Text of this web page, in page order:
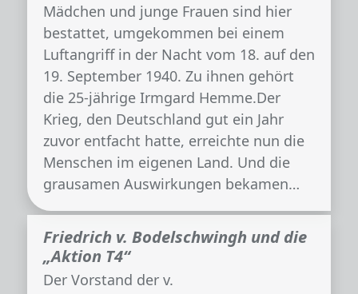
Mädchen und junge Frauen sind hier
bestattet, umgekommen bei einem
Luftangriff in der Nacht vom 18. auf den
19. September 1940. Zu ihnen gehört
die 25-jährige Irmgard Hemme.Der
Krieg, den Deutschland gut ein Jahr
zuvor entfacht hatte, erreichte nun die
Menschen im eigenen Land. Und die
grausamen Auswirkungen bekamen…
Friedrich v. Bodelschwingh und die
„Aktion T4“
Der Vorstand der v.